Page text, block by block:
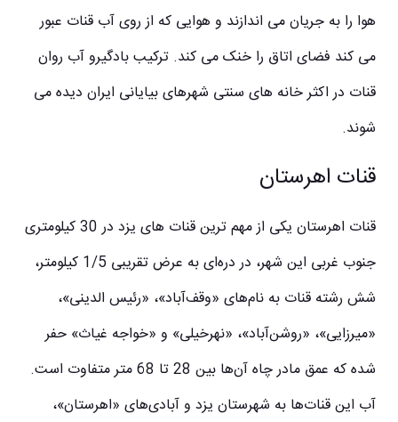
هوا را به جریان می اندازند و هوایی که از روی آب قنات عبور
می کند فضای اتاق را خنک می کند. ترکیب بادگیرو آب روان
قنات در اکثر خانه های سنتی شهرهای بیایانی ایران دیده می
شوند.
قنات اهرستان
قنات اهرستان یکی از مهم ترین قنات های یزد در 30 كیلومتری
جنوب غربی این شهر، در دره‌ای به عرض تقریبی 1/5 كیلومتر،
شش رشته قنات به نام‌های «وقف‌آباد»، «رئیس الدینی»،
«میرزایی»، «روشن‌آباد»، «نهرخیلی» و «خواجه غیاث» حفر
شده كه عمق مادر چاه آن‌ها بین 28 تا 68 متر متفاوت است.
آب این قنات‌ها به شهرستان یزد و آبادی‌های «اهرستان»،